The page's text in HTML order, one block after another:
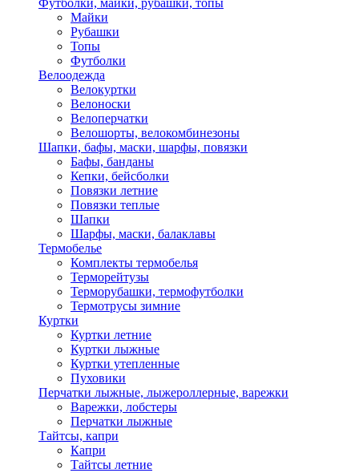
Футболки, майки, рубашки, топы
Майки
Рубашки
Топы
Футболки
Велоодежда
Велокуртки
Велоноски
Велоперчатки
Велошорты, велокомбинезоны
Шапки, бафы, маски, шарфы, повязки
Бафы, банданы
Кепки, бейсболки
Повязки летние
Повязки теплые
Шапки
Шарфы, маски, балаклавы
Термобелье
Комплекты термобелья
Терморейтузы
Терморубашки, термофутболки
Термотрусы зимние
Куртки
Куртки летние
Куртки лыжные
Куртки утепленные
Пуховики
Перчатки лыжные, лыжероллерные, варежки
Варежки, лобстеры
Перчатки лыжные
Тайтсы, капри
Капри
Тайтсы летние